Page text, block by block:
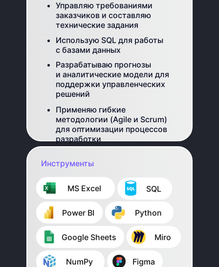
Управляю требованиями
заказчиков и составляю
технические задания
Использую SQL для работы
с базами данных
Разрабатываю прогнозы
и аналитические модели для
поддержки управленческих
решений
Применяю гибкие
методологии (Agile и Scrum)
для оптимизации процессов
разработки
Инструменты
⠀⠀⠀MS Excel
⠀⠀⠀Python
⠀⠀⠀Google Sheets
⠀⠀⠀NumPy
⠀⠀⠀SQL
⠀⠀⠀Power BI
⠀⠀⠀Miro
⠀⠀⠀Figma